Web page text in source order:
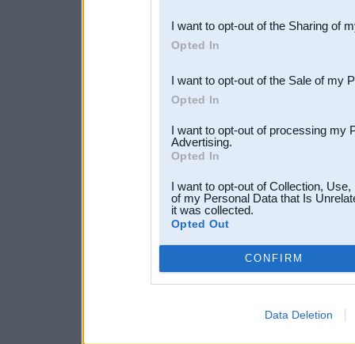
Downstream Participants
third parties.
I want to opt-out of the Sharing of
Opted In
I want to opt-out of the Sale of my
Opted In
I want to opt-out of processing my
Advertising.
Opted In
I want to opt-out of Collection,
of my Personal Data that Is
it was collected.
Opted Out
CONFIRM
Data Deletion